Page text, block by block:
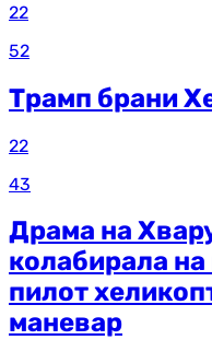
22
52
Трамп брани
22
43
Драма на
колабирала
пилот
маневар